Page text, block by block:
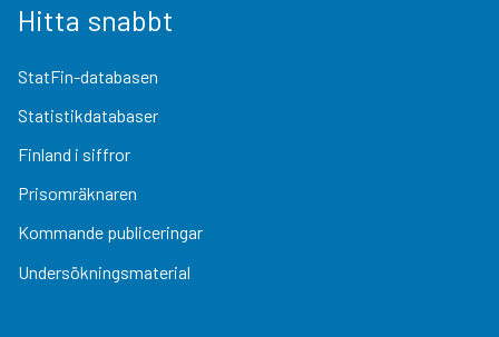
Hitta snabbt
StatFin-databasen
Statistikdatabaser
Finland i siffror
Prisomräknaren
Kommande publiceringar
Undersökningsmaterial